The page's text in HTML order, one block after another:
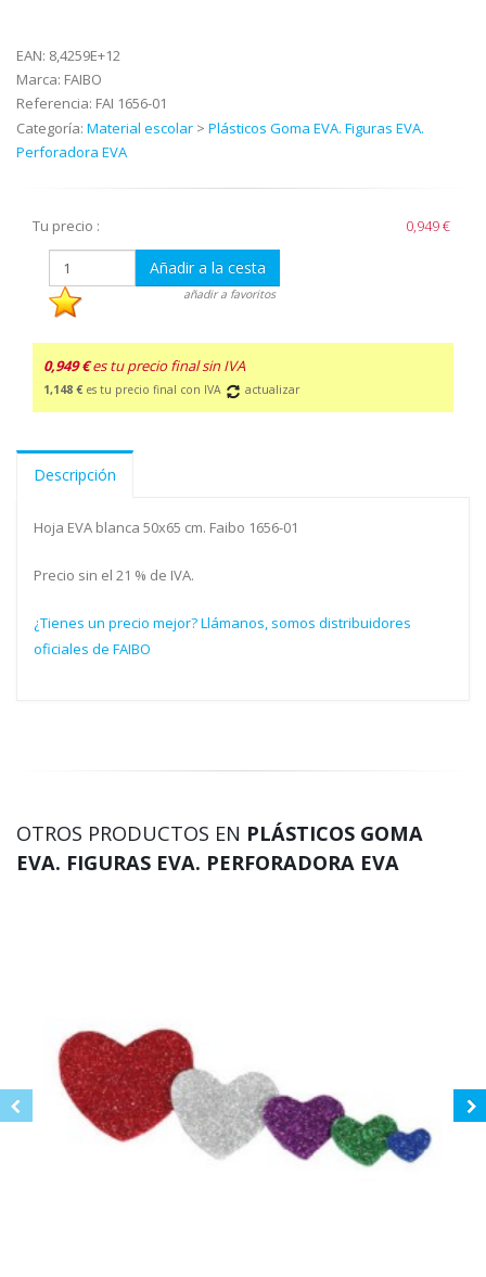
EAN: 8,4259E+12
Marca: FAIBO
Referencia: FAI 1656-01
Categoría: Material escolar > Plásticos Goma EVA. Figuras EVA.
Perforadora EVA
Tu precio : 0,949 €
Añadir a la cesta
añadir a favoritos
0,949 € es tu precio final sin IVA
1,148 € es tu precio final con IVA actualizar
Descripción
Hoja EVA blanca 50x65 cm. Faibo 1656-01
Precio sin el 21 % de IVA.
¿Tienes un precio mejor? Llámanos, somos distribuidores
oficiales de FAIBO
OTROS PRODUCTOS EN PLÁSTICOS GOMA
EVA. FIGURAS EVA. PERFORADORA EVA